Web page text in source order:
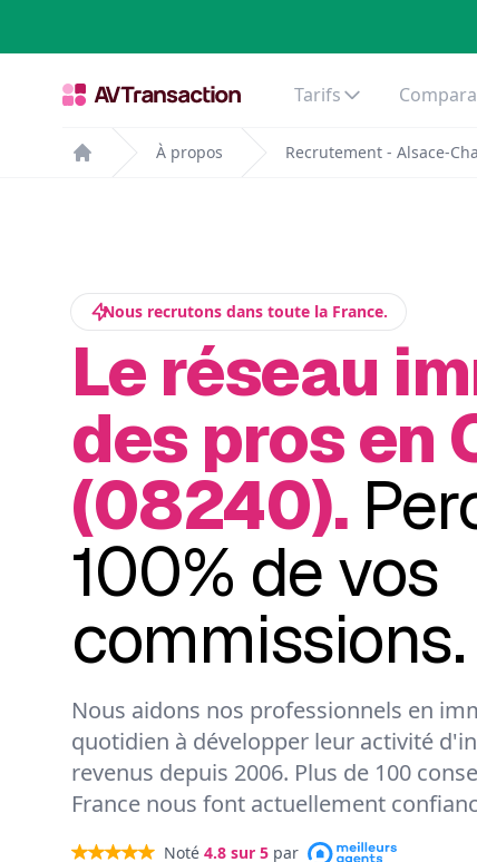
Tarifs
Home
À propos Recrutement - Alsace-
Nous recrutons dans toute la France.
Le réseau
des pros en
(08240).
100% de vos
commissions.
Nous aidons nos professionnels en
quotidien à développer leur activité
revenus depuis 2006. Plus de 100
France nous font actuellement
Noté 4.8 sur 5 par